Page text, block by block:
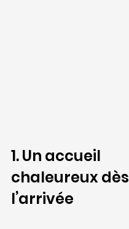
1. Un accueil
chaleureux dès
l’arrivée